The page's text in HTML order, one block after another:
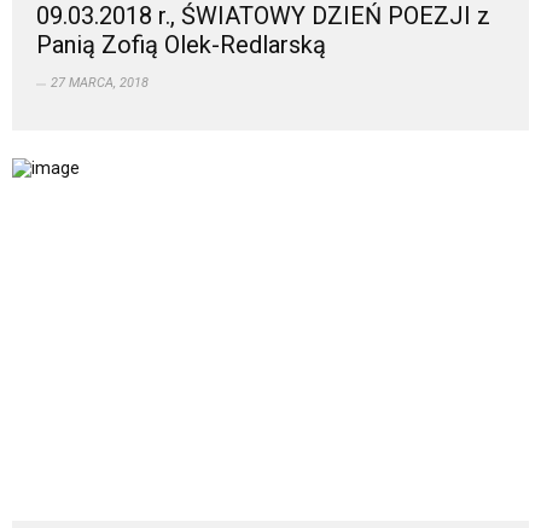
09.03.2018 r., ŚWIATOWY DZIEŃ POEZJI z
Panią Zofią Olek-Redlarską
27 MARCA, 2018